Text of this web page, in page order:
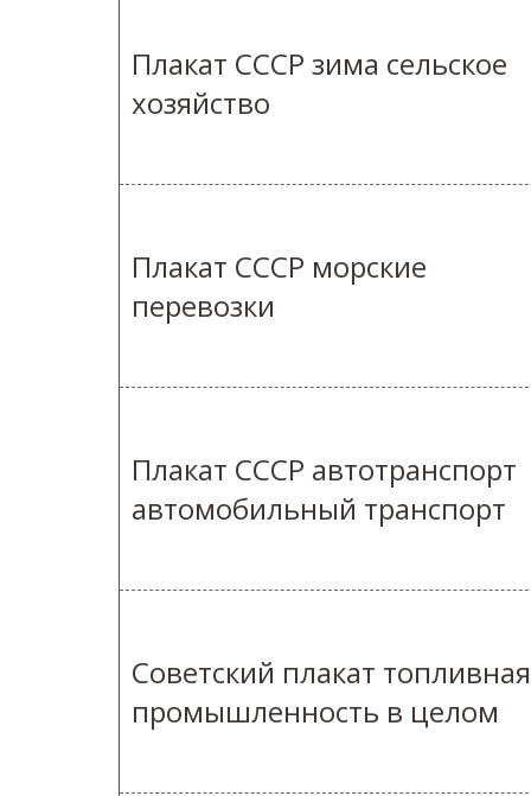
Плакат СССР зима сельское
хозяйство
Плакат СССР морские
перевозки
Плакат СССР автотранспорт
автомобильный транспорт
Советский плакат топливная
промышленность в целом